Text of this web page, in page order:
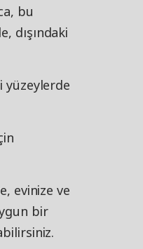
bu
dışındaki
yüzeylerde
evinize ve
bir